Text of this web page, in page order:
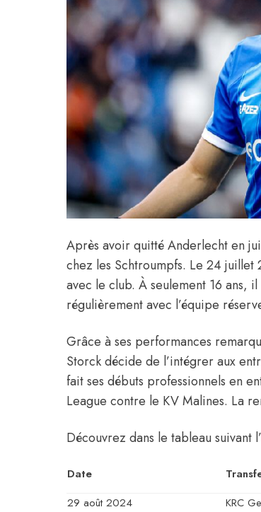
Après avoir quitté Anderlecht en
chez les Schtroumpfs. Le 24
avec le club. À seulement 16 ans,
régulièrement avec l’équipe
Grâce à ses performances
Storck décide de l’intégrer aux
fait ses débuts professionnels en
League contre le KV Malines. La
Découvrez dans le tableau suivant
Date
29 août 2024
KRC